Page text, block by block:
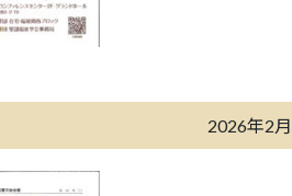
2026年2